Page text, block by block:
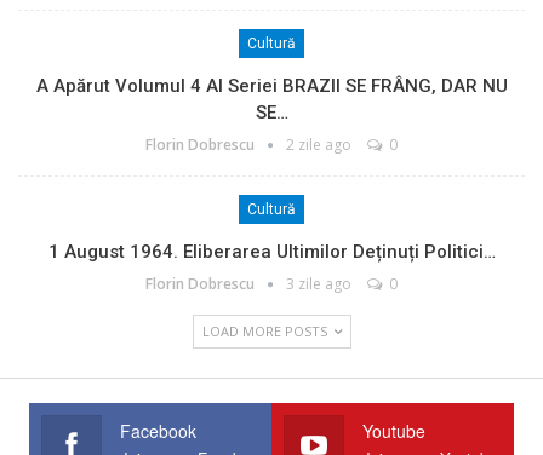
Cultură
A Apărut Volumul 4 Al Seriei BRAZII SE FRÂNG, DAR NU
SE…
Florin Dobrescu 2 zile ago 0
Cultură
1 August 1964. Eliberarea Ultimilor Deținuți Politici…
Florin Dobrescu 3 zile ago 0
LOAD MORE POSTS
Facebook Youtube